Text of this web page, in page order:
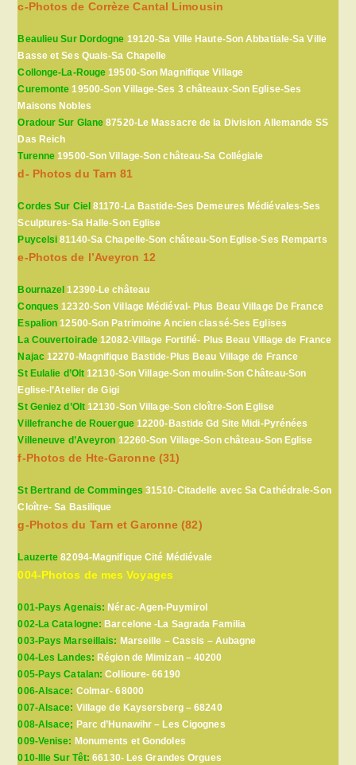
c-Photos de Corrèze Cantal Limousin
Beaulieu Sur Dordogne 19120-Sa Ville Haute-Son Abbatiale-Sa Ville
Basse et Ses Quais-Sa Chapelle
Collonge-La-Rouge 19500-Son Magnifique Village
Curemonte 19500-Son Village-Ses 3 châteaux-Son Eglise-Ses
Maisons Nobles
Oradour Sur Glane 87520-Le Massacre de la Division Allemande SS
Das Reich
Turenne 19500-Son Village-Son château-Sa Collégiale
d- Photos du Tarn 81
Cordes Sur Ciel81170-La Bastide-Ses Demeures Médiévales-Ses
Sculptures-Sa Halle-Son Eglise
Puycelsi 81140-Sa Chapelle-Son château-Son Eglise-Ses Remparts
e-Photos de l’Aveyron 12
Bournazel 12390-Le château
Conques 12320-Son Village Médiéval- Plus Beau Village De France
Espalion 12500-Son Patrimoine Ancien classé-Ses Eglises
La Couvertoirade 12082-Village Fortifié- Plus Beau Village de France
Najac12270-Magnifique Bastide-Plus Beau Village de France
St Eulalie d’Olt 12130-Son Village-Son moulin-Son Château-Son
Eglise-l’Atelier de Gigi
St Geniez d’Olt12130-Son Village-Son cloître-Son Eglise
Villefranche de Rouergue12200-Bastide Gd Site Midi-Pyrénées
Villeneuve d’Aveyron 12260-Son Village-Son château-Son Eglise
f-Photos de Hte-Garonne (31)
St Bertrand de Comminges 31510-Citadelle avec Sa Cathédrale-Son
Cloître- Sa Basilique
g-Photos du Tarn et Garonne (82)
Lauzerte 82094-Magnifique Cité Médiévale
004-Photos de mes Voyages
001-Pays Agenais: Nérac-Agen-Puymirol
002-La Catalogne:Barcelone -La Sagrada Familia
003-Pays Marseillais: Marseille – Cassis – Aubagne
004-Les Landes:Région de Mimizan – 40200
005-Pays Catalan:Collioure- 66190
006-Alsace: Colmar- 68000
007-Alsace: Village de Kaysersberg – 68240
008-Alsace; Parc d’Hunawihr – Les Cigognes
009-Venise: Monuments et Gondoles
010-Ille Sur Têt:66130- Les Grandes Orgues